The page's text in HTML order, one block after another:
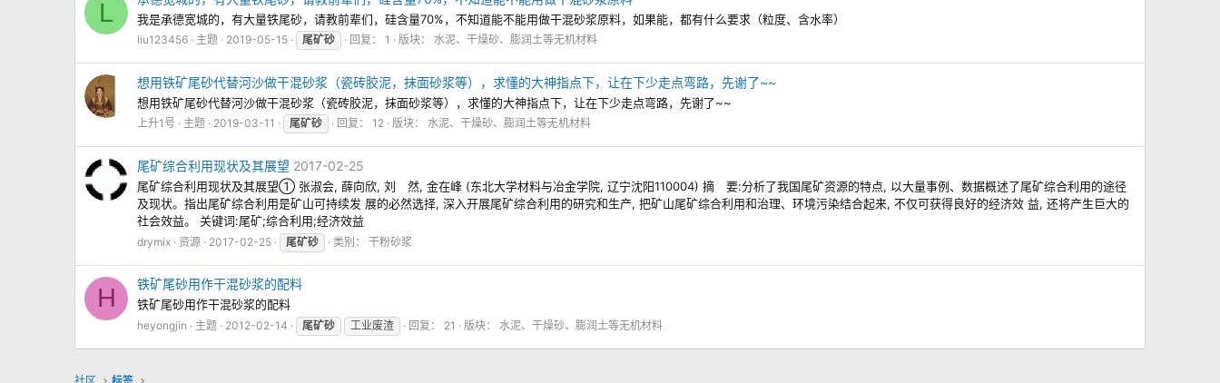
L 我是承德宽城的，有大量铁尾砂，请教前辈们，硅含量70%，不知道能不能用做干混砂浆原料，如果能，都有什么要求（粒度、含水率）
liu123456 主题 2019-05-15 尾矿砂 回复： 1 版块： 水泥、干燥砂、膨润土等无机材料
想用铁矿尾砂代替河沙做干混砂浆（瓷砖胶泥，抹面砂浆等），求懂的大神指点下，让在下少走点弯路，先谢了~~
想用铁矿尾砂代替河沙做干混砂浆（瓷砖胶泥，抹面砂浆等），求懂的大神指点下，让在下少走点弯路，先谢了~~
上升1号 主题 2019-03-11 尾矿砂 回复： 12 版块： 水泥、干燥砂、膨润土等无机材料
尾矿综合利用现状及其展望 2017-02-25
尾矿综合利用现状及其展望① 张淑会, 薛向欣, 刘 然, 金在峰 (东北大学材料与冶金学院, 辽宁沈阳110004) 摘 要:分析了我国尾矿资源的特点, 以大量事例、数据概述了尾矿综合利用的途径
及现状。指出尾矿综合利用是矿山可持续发 展的必然选择, 深入开展尾矿综合利用的研究和生产, 把矿山尾矿综合利用和治理、环境污染结合起来, 不仅可获得良好的经济效 益, 还将产生巨大的
社会效益。 关键词:尾矿;综合利用;经济效益
drymix 资源 2017-02-25 尾矿砂 类别： 干粉砂浆
H 铁矿尾砂用作干混砂浆的配料
铁矿尾砂用作干混砂浆的配料
heyongjin 主题 2012-02-14 尾矿砂 工业废渣 回复： 21 版块： 水泥、干燥砂、膨润土等无机材料